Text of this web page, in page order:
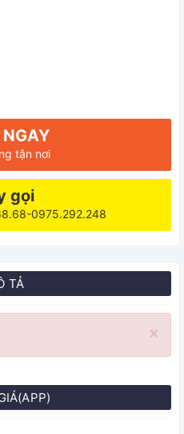
tận nơi
gọi
0975.292.248
TẢ
×